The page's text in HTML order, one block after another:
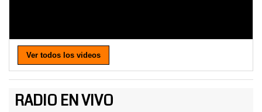
Ver todos los videos
RADIO EN VIVO